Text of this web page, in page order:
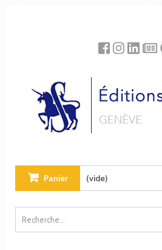
Panier (vide)